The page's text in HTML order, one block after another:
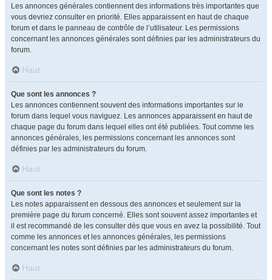
Les annonces générales contiennent des informations très importantes que
vous devriez consulter en priorité. Elles apparaissent en haut de chaque
forum et dans le panneau de contrôle de l’utilisateur. Les permissions
concernant les annonces générales sont définies par les administrateurs du
forum.
Haut
Que sont les annonces ?
Les annonces contiennent souvent des informations importantes sur le
forum dans lequel vous naviguez. Les annonces apparaissent en haut de
chaque page du forum dans lequel elles ont été publiées. Tout comme les
annonces générales, les permissions concernant les annonces sont
définies par les administrateurs du forum.
Haut
Que sont les notes ?
Les notes apparaissent en dessous des annonces et seulement sur la
première page du forum concerné. Elles sont souvent assez importantes et
il est recommandé de les consulter dès que vous en avez la possibilité. Tout
comme les annonces et les annonces générales, les permissions
concernant les notes sont définies par les administrateurs du forum.
Haut